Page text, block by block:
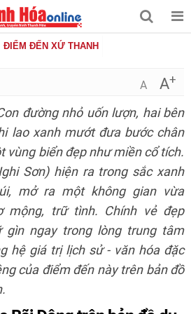
ĐIỂM ĐẾN XỨ THANH
A A+
đường nhỏ uốn lượn, hai bên
lao xanh mướt đưa bước chân
vùng biển đẹp như miền cổ tích.
Sơn) hiện ra trong sắc xanh
mở ra một không gian vừa
mộng, trữ tình. Chính vẻ đẹp
gìn ngay trong lòng trung tâm
hệ giá trị lịch sử - văn hóa đặc
của điểm đến này trên bản đồ